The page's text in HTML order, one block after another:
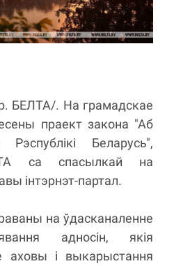
БЕЛТА/. На грамадскае
праект закона "Аб
Беларусь",
са спасылкай на
інтэрнэт-партал.
на ўдасканаленне
адносін, якія
аховы і выкарыстання